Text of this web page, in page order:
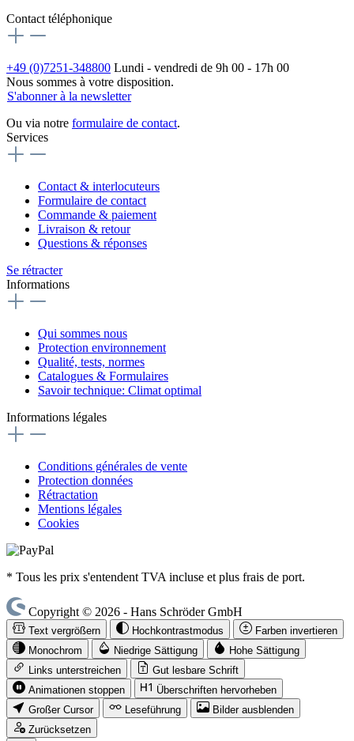
Contact téléphonique
+49 (0)7251-348800 Lundi - vendredi de 9h 00 - 17h 00
Nous sommes à votre disposition.
S'abonner à la newsletter
Ou via notre formulaire de contact.
Services
Contact & interlocuteurs
Formulaire de contact
Commande & paiement
Livraison & retour
Questions & réponses
Se rétracter
Informations
Qui sommes nous
Protection environnement
Qualité, tests, normes
Catalogues & Formulaires
Savoir technique: Climat optimal
Informations légales
Conditions générales de vente
Protection données
Rétractation
Mentions légales
Cookies
* Tous les prix s'entendent TVA incluse et plus frais de port.
Copyright © 2026 - Hans Schröder GmbH
Text vergrößern Hochkontrastmodus
Farben invertieren
Monochrom
Niedrige Sättigung
Hohe Sättigung
Links unterstreichen
Gut lesbare Schrift
Animationen stoppen
Überschriften hervorheben
Großer Cursor
Leseführung
Bilder ausblenden
Zurücksetzen